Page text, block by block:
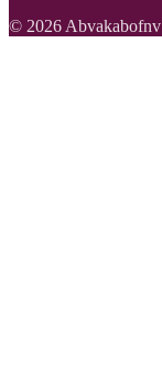
© 2026 Abvakabofnv